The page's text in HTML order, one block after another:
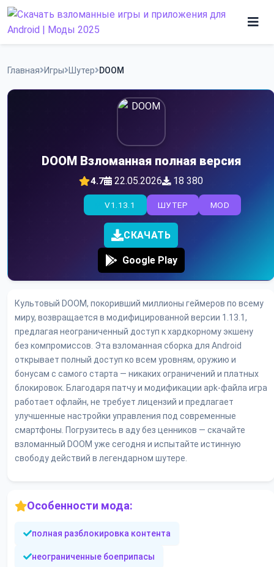
Skip
Программы
Главная Игры Шутер DOOM
DOOM Взломанная полная версия
4.7 22.05.2026 18 380
MOD
ШУТЕР
V1.13.1
СКАЧАТЬ
Google Play
Культовый DOOM, покоривший миллионы геймеров по всему
миру, возвращается в модифицированной версии 1.13.1,
предлагая неограниченный доступ к хардкорному экшену
без компромиссов. Эта взломанная сборка для Android
открывает полный доступ ко всем уровням, оружию и
бонусам с самого старта — никаких ограничений и платных
блокировок. Благодаря патчу и модификации apk-файла игра
работает офлайн, не требует лицензий и предлагает
улучшенные настройки управления под современные
смартфоны. Погрузитесь в аду без ценников — скачайте
взломанный DOOM уже сегодня и испытайте истинную
свободу действий в легендарном шутере.
Особенности мода:
полная разблокировка контента
неограниченные боеприпасы